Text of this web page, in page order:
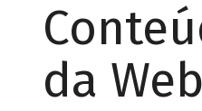
da Web